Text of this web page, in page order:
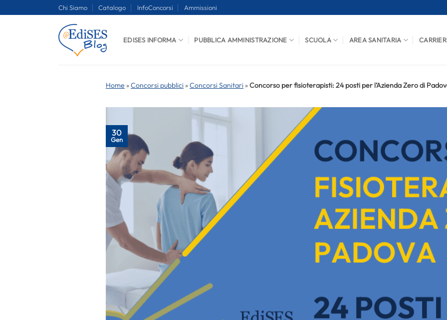
Chi Siamo Catalogo InfoConcorsi Ammissioni
EDISES INFORMA PUBBLICA AMMINISTRAZIONE SCUOLA AREA SANITARIA
Home »Concorsi pubblici »Concorsi Sanitari »Concorso per fisioterapisti: 24 posti per l’Azienda Zero di
30
Gen